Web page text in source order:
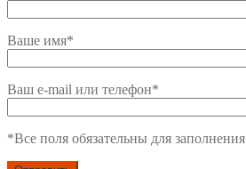
Ваше имя*
Ваш e-mail или телефон*
*Все поля обязательны для заполнения